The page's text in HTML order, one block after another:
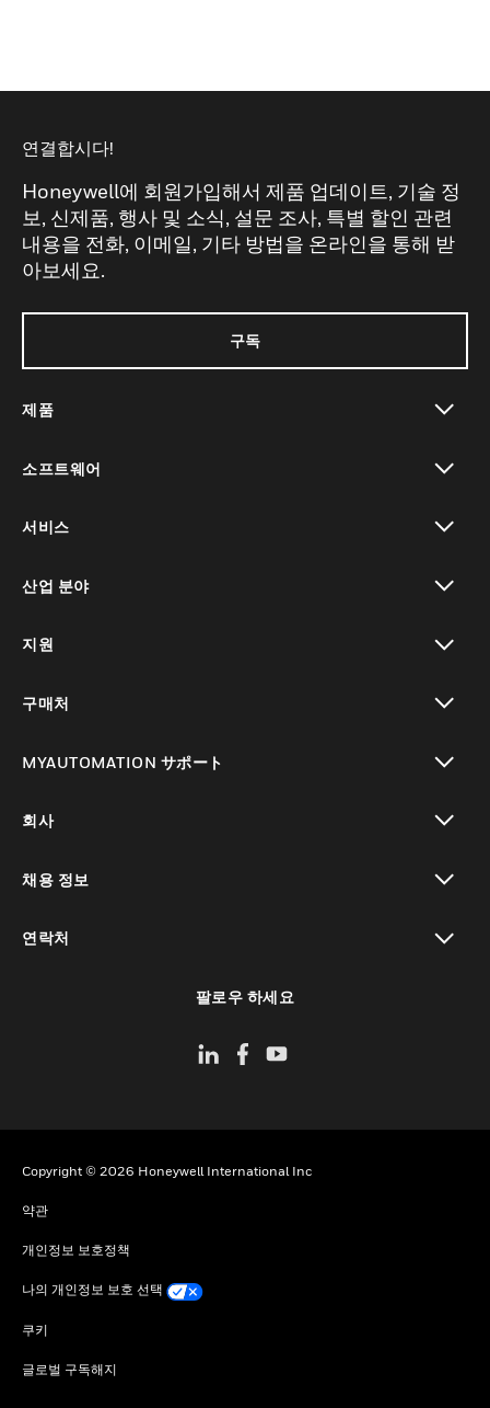
연결합시다!
Honeywell에 회원가입해서 제품 업데이트, 기술 정
보, 신제품, 행사 및 소식, 설문 조사, 특별 할인 관련
내용을 전화, 이메일, 기타 방법을 온라인을 통해 받
아보세요.
구독
제품
소프트웨어
서비스
산업 분야
지원
구매처
MYAUTOMATION サポート
회사
채용 정보
연락처
팔로우 하세요
Copyright © 2026 Honeywell International Inc
약관
개인정보 보호정책
나의 개인정보 보호 선택
쿠키
글로벌 구독해지